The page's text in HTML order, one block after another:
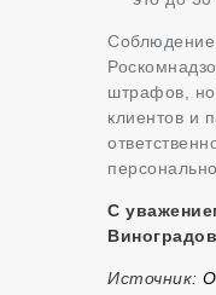
Соблюдение
штрафов,
клиентов и
С
Источник: